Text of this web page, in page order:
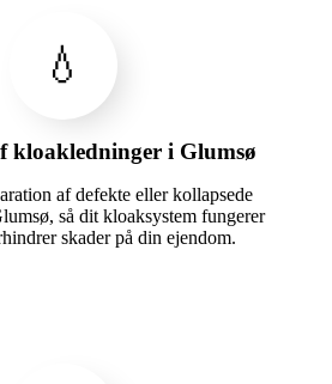
💧
kloakledninger i Glumsø
af defekte eller kollapsede
så dit kloaksystem fungerer
skader på din ejendom.